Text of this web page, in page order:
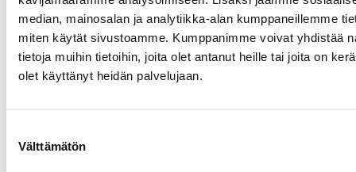
median, mainosalan ja analytiikka-alan kumppaneillemme
miten käytät sivustoamme. Kumppanimme voivat yhdistää
tietoja muihin tietoihin, joita olet antanut heille tai joita on
olet käyttänyt heidän palvelujaan.
valinta
Välttämätön
rakentamisen sijasta kannattaa selvittää
modernisointiin. Koko jutun pääset lukemaan tästä